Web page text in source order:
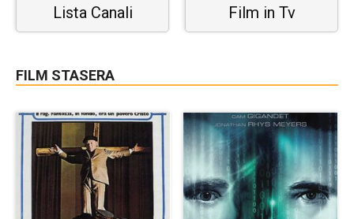
Lista Canali Film in Tv
FILM STASERA